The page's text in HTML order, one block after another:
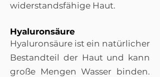
widerstandsfähige Haut.
Hyaluronsäure
Hyaluronsäure ist ein natürlicher
Bestandteil der Haut und kann
große Mengen Wasser binden.